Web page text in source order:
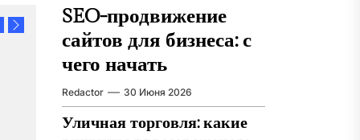
SEO-продвижение
сайтов для бизнеса: с
чего начать
Redactor 30 Июня 2026
Уличная торговля: какие